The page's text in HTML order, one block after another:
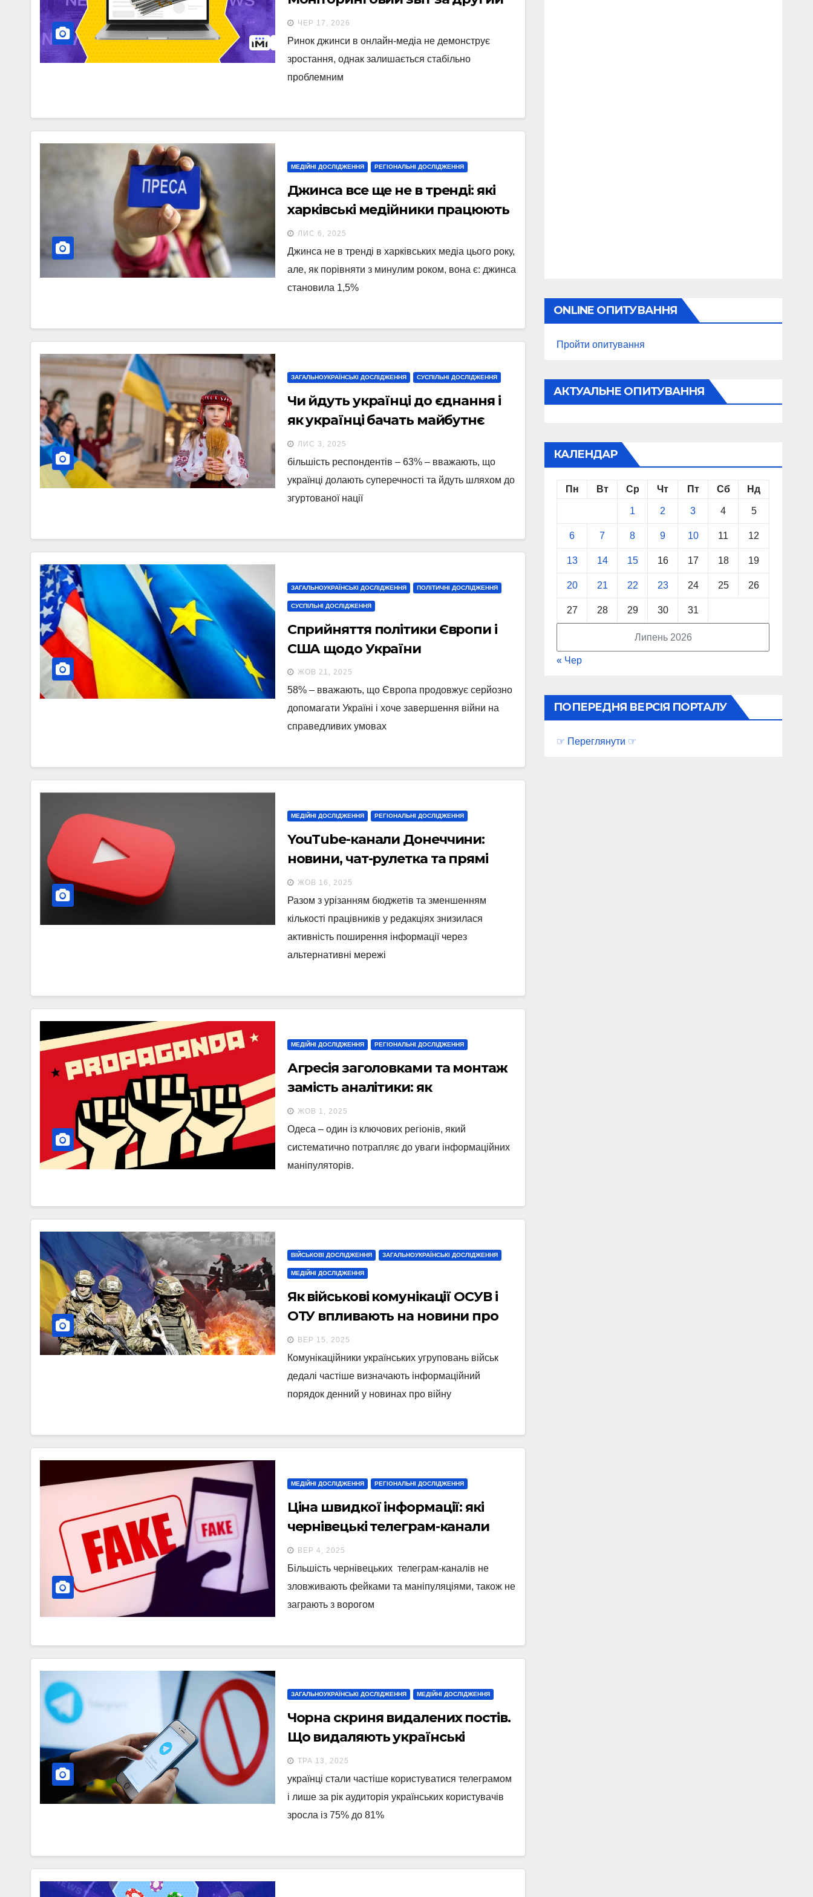
квартал 2026 року
ЧЕР 17, 2026
Ринок джинси в онлайн-медіа не демонструє
зростання, однак залишається стабільно
проблемним
МЕДІЙНІ ДОСЛІДЖЕННЯ РЕГІОНАЛЬНІ ДОСЛІДЖЕННЯ
Джинса все ще не в тренді: які
харківські медійники працюють
із замовними публікаціями
ЛИС 6, 2025
Джинса не в тренді в харківських медіа цього року,
але, як порівняти з минулим роком, вона є: джинса
становила 1,5%
ЗАГАЛЬНОУКРАЇНСЬКІ ДОСЛІДЖЕННЯ СУСПІЛЬНІ ДОСЛІДЖЕННЯ
Чи йдуть українці до єднання і
як українці бачать майбутнє
України
ЛИС 3, 2025
більшість респондентів – 63% – вважають, що
українці долають суперечності та йдуть шляхом до
згуртованої нації
ЗАГАЛЬНОУКРАЇНСЬКІ ДОСЛІДЖЕННЯ ПОЛІТИЧНІ ДОСЛІДЖЕННЯ
СУСПІЛЬНІ ДОСЛІДЖЕННЯ
Сприйняття політики Європи і
США щодо України
ЖОВ 21, 2025
58% – вважають, що Європа продовжує серйозно
допомагати Україні і хоче завершення війни на
справедливих умовах
МЕДІЙНІ ДОСЛІДЖЕННЯ РЕГІОНАЛЬНІ ДОСЛІДЖЕННЯ
YouTube-канали Донеччини:
новини, чат-рулетка та прямі
ефіри з окупацією
ЖОВ 16, 2025
Разом з урізанням бюджетів та зменшенням
кількості працівників у редакціях знизилася
активність поширення інформації через
альтернативні мережі
МЕДІЙНІ ДОСЛІДЖЕННЯ РЕГІОНАЛЬНІ ДОСЛІДЖЕННЯ
Агресія заголовками та монтаж
замість аналітики: як
пропагандисти висвітлюють
Одесу на YouTube
ЖОВ 1, 2025
Одеса – один із ключових регіонів, який
систематично потрапляє до уваги інформаційних
маніпуляторів.
ВІЙСЬКОВІ ДОСЛІДЖЕННЯ ЗАГАЛЬНОУКРАЇНСЬКІ ДОСЛІДЖЕННЯ
МЕДІЙНІ ДОСЛІДЖЕННЯ
Як військові комунікації ОСУВ і
ОТУ впливають на новини про
війну в Україні
ВЕР 15, 2025
Комунікаційники українських угруповань військ
дедалі частіше визначають інформаційний
порядок денний у новинах про війну
МЕДІЙНІ ДОСЛІДЖЕННЯ РЕГІОНАЛЬНІ ДОСЛІДЖЕННЯ
Ціна швидкої інформації: які
чернівецькі телеграм-канали
публікують фейки, маніпуляції
та хто заробляє на страху
читачів
ВЕР 4, 2025
Більшість чернівецьких телеграм-каналів не
зловживають фейками та маніпуляціями, також не
заграють з ворогом
ЗАГАЛЬНОУКРАЇНСЬКІ ДОСЛІДЖЕННЯ МЕДІЙНІ ДОСЛІДЖЕННЯ
Чорна скриня видалених постів.
Що видаляють українські
телеграм-канали
ТРА 13, 2025
українці стали частіше користуватися телеграмом
і лише за рік аудиторія українських користувачів
зросла із 75% до 81%
ONLINE ОПИТУВАННЯ
Пройти опитування
АКТУАЛЬНЕ ОПИТУВАННЯ
КАЛЕНДАР
Липень 2026
Пн Вт Ср Чт Пт Сб Нд
1 2 3 4 5
6 7 8 9 10 11 12
13 14 15 16 17 18 19
20 21 22 23 24 25 26
27 28 29 30 31
« Чер
ПОПЕРЕДНЯ ВЕРСІЯ ПОРТАЛУ
☞ Переглянути ☞